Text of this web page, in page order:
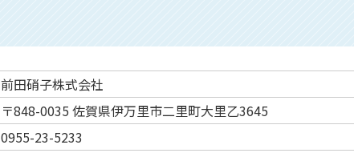
前田硝子株式会社
〒848-0035 佐賀県伊万里市二里町大里乙3645
0955-23-5233